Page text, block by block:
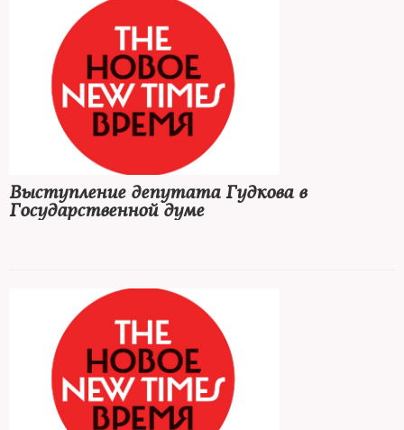
Выступление депутата Гудкова в
Государственной думе